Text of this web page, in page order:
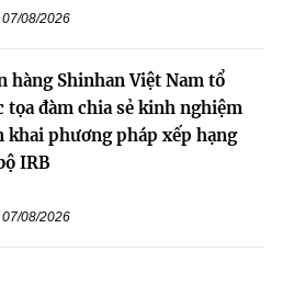
08/2026
hàng Shinhan Việt Nam tổ
tọa đàm chia sẻ kinh nghiệm
khai phương pháp xếp hạng
IRB
08/2026